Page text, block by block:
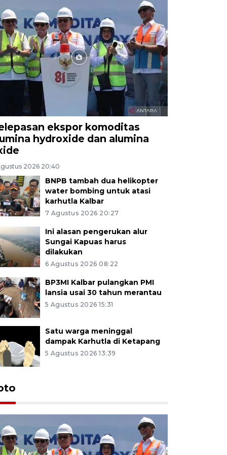
ekspor komoditas
hydroxide dan alumina
2026 20:40
BNPB tambah dua helikopter
water bombing untuk atasi
karhutla Kalbar
7 Agustus 2026 20:27
Ini alasan pengerukan alur
Sungai Kapuas harus
dilakukan
6 Agustus 2026 08:22
BP3MI Kalbar pulangkan PMI
lansia usai 30 tahun merantau
5 Agustus 2026 15:31
Satu warga meninggal
dampak Karhutla di Ketapang
5 Agustus 2026 13:39